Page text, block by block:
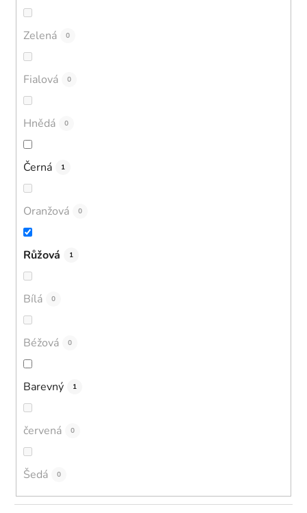
Zelená 0
Fialová 0
Hnědá 0
Černá 1
Oranžová 0
Růžová 1
Bílá 0
Béžová 0
Barevný 1
červená 0
Šedá 0